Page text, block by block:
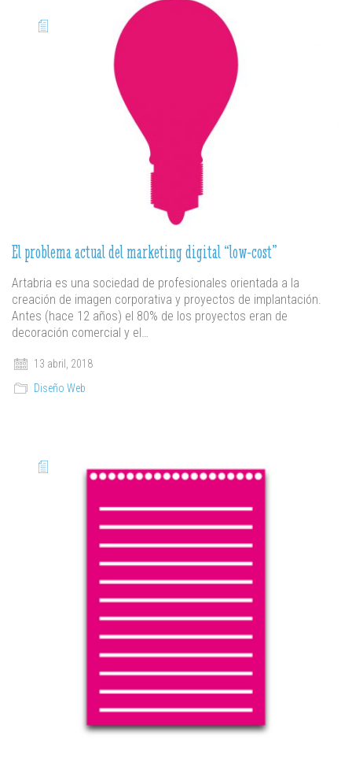
El problema actual del marketing digital “low-cost”
Artabria es una sociedad de profesionales orientada a la
creación de imagen corporativa y proyectos de implantación.
Antes (hace 12 años) el 80% de los proyectos eran de
decoración comercial y el…
13 abril, 2018
Diseño Web